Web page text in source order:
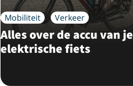
Mobiliteit Verkeer
Alles over de accu van je
elektrische fiets